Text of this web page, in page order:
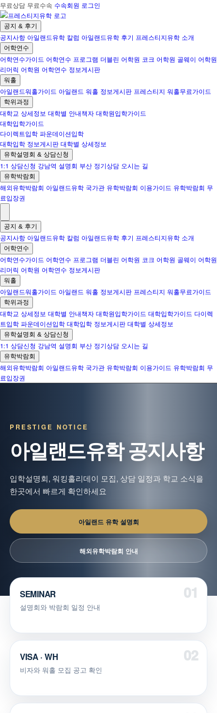
무료상담 무료수속 수속회원 로그인
공지 & 후기
공지사항 아일랜드유학 칼럼 아일랜드유학 후기 프레스티지유학 소개
어학연수
어학연수가이드 어학연수 프로그램 더블린 어학원 코크 어학원 골웨이 어학원
리머릭 어학원 어학연수 정보게시판
워홀
아일랜드워홀가이드 아일랜드 워홀 정보게시판 프레스티지 워홀무료가이드
학위과정
대학교 상세정보 대학별 안내책자 대학원입학가이드
대학입학가이드
다이렉트입학 파운데이션입학
대학입학 정보게시판 대학별 상세정보
유학설명회 & 상담신청
1:1 상담신청 강남역 설명회 부산 정기상담 오시는 길
유학박람회
해외유학박람회 아일랜드유학 국가관 유학박람회 이용가이드 유학박람회 무
료입장권
공지 & 후기
공지사항 아일랜드유학 칼럼 아일랜드유학 후기 프레스티지유학 소개
어학연수
어학연수가이드 어학연수 프로그램 더블린 어학원 코크 어학원 골웨이 어학원
리머릭 어학원 어학연수 정보게시판
워홀
아일랜드워홀가이드 아일랜드 워홀 정보게시판 프레스티지 워홀무료가이드
학위과정
대학교 상세정보 대학별 안내책자 대학원입학가이드 대학입학가이드 다이렉
트입학 파운데이션입학 대학입학 정보게시판 대학별 상세정보
유학설명회 & 상담신청
1:1 상담신청 강남역 설명회 부산 정기상담 오시는 길
유학박람회
해외유학박람회 아일랜드유학 국가관 유학박람회 이용가이드 유학박람회 무
료입장권
PRESTIGE NOTICE
아일랜드유학 공지사항
입학설명회, 워킹홀리데이 모집, 상담 일정과 학교 소식을
한곳에서 빠르게 확인하세요
아일랜드 유학 설명회
해외유학박람회 안내
SEMINAR
설명회와 박람회 일정 안내
VISA · WH
비자와 워홀 모집 공고 확인